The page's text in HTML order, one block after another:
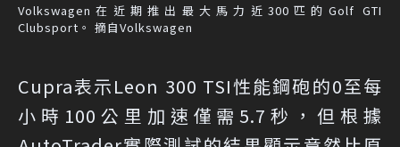
Volkswagen在近期推出最大馬力近300匹的Golf GTI
Clubsport。 摘自Volkswagen
Cupra表示Leon 300 TSI性能鋼砲的0至每
小時100公里加速僅需5.7秒，但根據